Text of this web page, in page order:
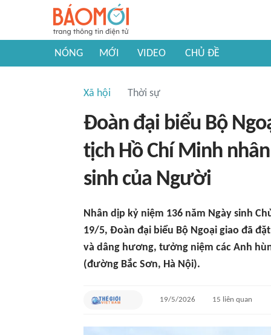
NÓNG MỚI VIDEO CHỦ ĐỀ
Xã hội Thời sự
Đoàn đại biểu Bộ
tịch Hồ Chí Minh
sinh của Người
Nhân dịp kỷ niệm 136 năm Ngày sinh
19/5, Đoàn đại biểu Bộ Ngoại giao đã
và dâng hương, tưởng niệm các Anh
(đường Bắc Sơn, Hà Nội).
19/5/2026 15 liên quan